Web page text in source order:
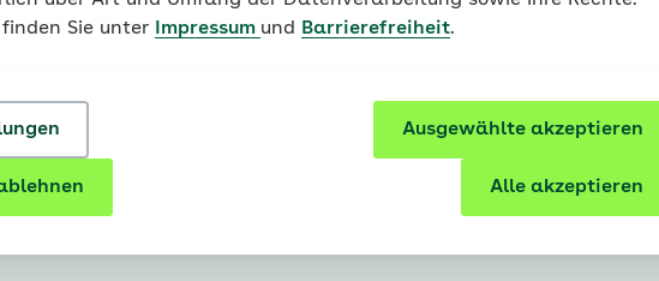
Sie unter
Impressum und Barrierefreiheit.
Ausgewählte akzeptieren
Alle akzeptieren
Das Gewebe dringt in die Muskelschicht
zum Beispiel in den Eierstöcken:
Es bilden sich Zysten,
Einblutungen auch „Schokoladenzysten“ genannt